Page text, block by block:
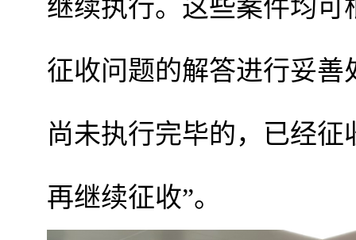
继续执行。这些案件均
征收问题的解答进行妥善
尚未执行完毕的，已经
再继续征收”。